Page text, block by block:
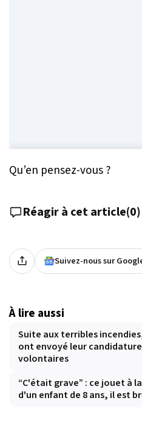
Qu’en pensez-vous ?
Réagir à cet article(0)
Suivez-nous sur
À lire aussi
Suite aux terribles
ont envoyé leur
volontaires
“C'était grave” : ce jouet à
d'un enfant de 8 ans, il est